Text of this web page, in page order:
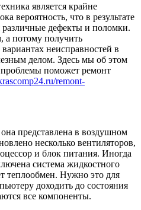
является крайне
вероятность, что в результате
различные дефекты и поломки.
а потому получить
неисправностей в
делом. Здесь мы об этом
поможет ремонт
remont-
представлена в воздушном
несколько вентиляторов,
и блок питания. Иногда
система жидкостного
теплообмен. Нужно это для
доходить до состояния
все компоненты.